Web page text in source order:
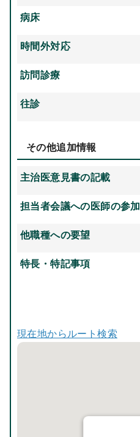
病床
時間外対応
訪問診療
往診
その他追加情報
主治医意見書の記載
担当者会議への医師の参加
他職種への要望
特長・特記事項
現在地からルート検索